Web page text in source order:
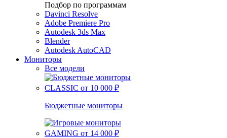
Подбор по программам
Davinci Resolve
Adobe Premiere Pro
Autodesk 3ds Max
Blender
Autodesk AutoCAD
Мониторы
Все модели
CLASSIC от 10 000 ₽
Бюджетные мониторы
GAMING от 14 000 ₽